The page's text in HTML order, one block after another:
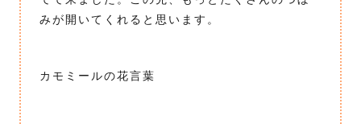
みが開いてくれると思います。
カモミールの花言葉